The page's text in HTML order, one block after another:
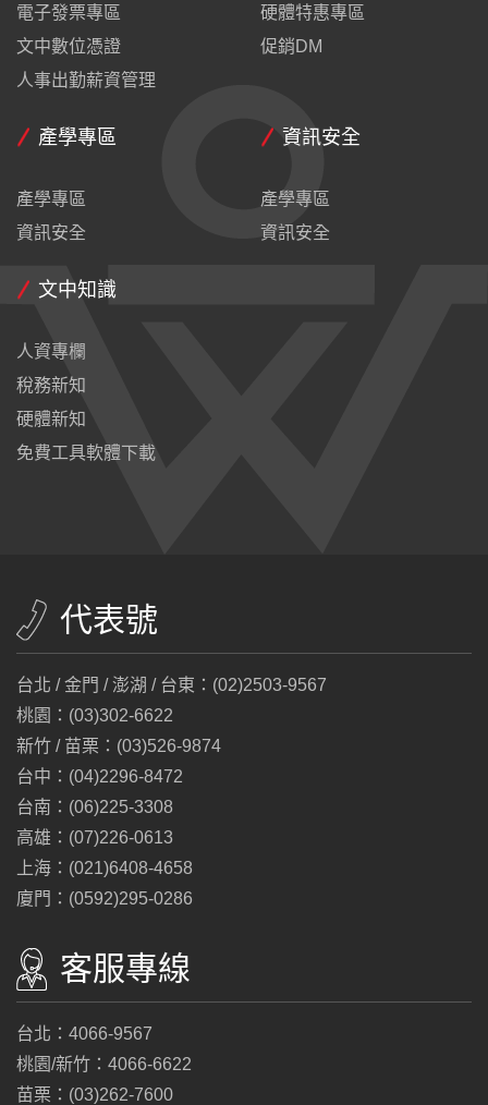
電子發票專區
文中數位憑證
人事出勤薪資管理
硬體特惠專區
促銷DM
產學專區
產學專區
資訊安全
資訊安全
產學專區
資訊安全
文中知識
人資專欄
稅務新知
硬體新知
免費工具軟體下載
代表號
台北 / 金門 / 澎湖 / 台東：(02)2503-9567
桃園：(03)302-6622
新竹 / 苗栗：(03)526-9874
台中：(04)2296-8472
台南：(06)225-3308
高雄：(07)226-0613
上海：(021)6408-4658
廈門：(0592)295-0286
客服專線
台北：4066-9567
桃園/新竹：4066-6622
苗栗：(03)262-7600